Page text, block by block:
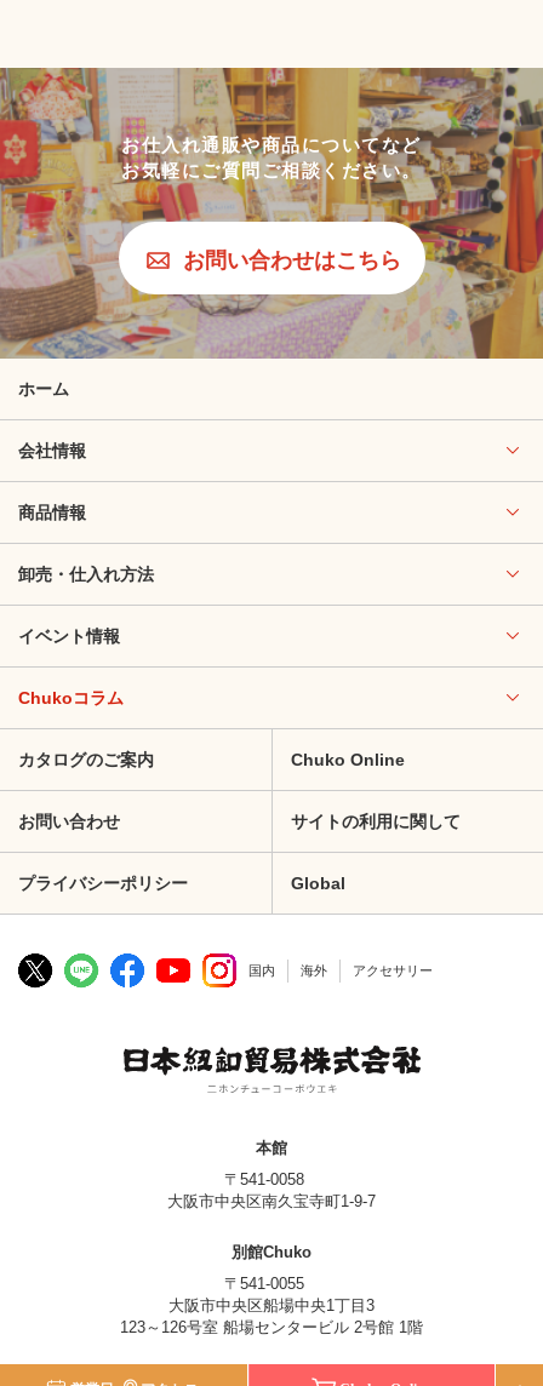
お仕入れ通販や商品についてなど
お気軽にご質問ご相談ください。
お問い合わせはこちら
ホーム
会社情報
商品情報
卸売・仕入れ方法
イベント情報
Chukoコラム
カタログのご案内 Chuko Online
お問い合わせ サイトの利用に関して
プライバシーポリシー Global
国内 海外 アクセサリー
本館
〒541-0058
大阪市中央区南久宝寺町1-9-7
別館Chuko
〒541-0055
大阪市中央区船場中央1丁目3
123～126号室 船場センタービル 2号館 1階
© Nippon Chuko Co., Ltd.